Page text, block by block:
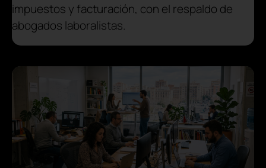
impuestos y facturación, con el respaldo de
abogados laboralistas.